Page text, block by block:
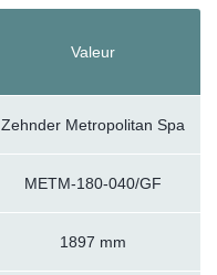
Valeur
Zehnder Metropolitan Spa
METM-180-040/GF
1897 mm